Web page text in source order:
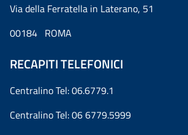
Via della Ferratella in Laterano, 51
00184 ROMA
RECAPITI TELEFONICI
Centralino Tel: 06.6779.1
Centralino Tel: 06 6779.5999